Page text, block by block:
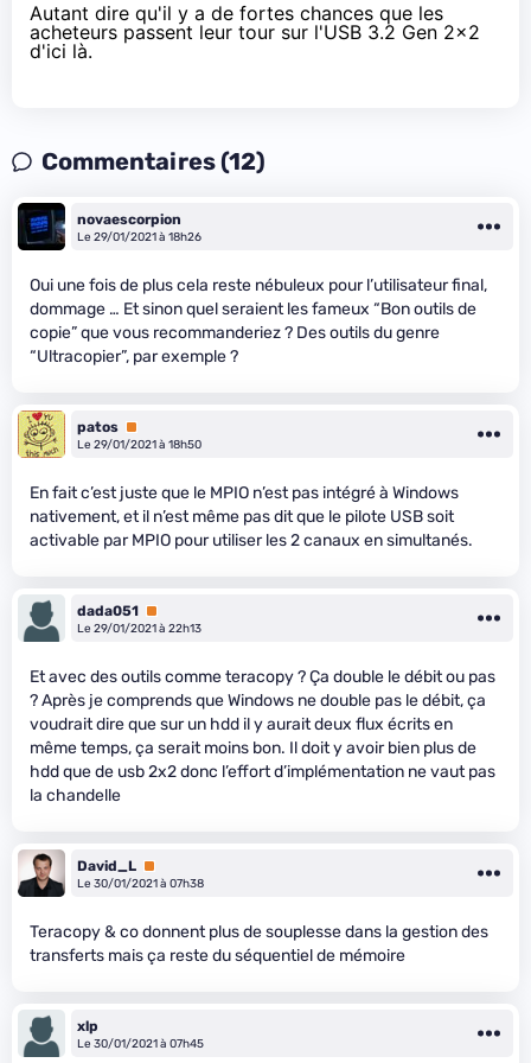
Autant dire qu'il y a de fortes chances que les
acheteurs passent leur tour sur l'USB 3.2 Gen 2x2
d'ici là.
Commentaires (12)
novaescorpion
Le 29/01/2021 à 18h26
Oui une fois de plus cela reste nébuleux pour l’utilisateur final,
dommage … Et sinon quel seraient les fameux “Bon outils de
copie” que vous recommanderiez ? Des outils du genre
“Ultracopier”, par exemple ?
patos Premium
Le 29/01/2021 à 18h50
En fait c’est juste que le MPIO n’est pas intégré à Windows
nativement, et il n’est même pas dit que le pilote USB soit
activable par MPIO pour utiliser les 2 canaux en simultanés.
dada051 Premium
Le 29/01/2021 à 22h13
Et avec des outils comme teracopy ? Ça double le débit ou pas
? Après je comprends que Windows ne double pas le débit, ça
voudrait dire que sur un hdd il y aurait deux flux écrits en
même temps, ça serait moins bon. Il doit y avoir bien plus de
hdd que de usb 2x2 donc l’effort d’implémentation ne vaut pas
la chandelle
David_L Premium
Le 30/01/2021 à 07h38
Teracopy & co donnent plus de souplesse dans la gestion des
transferts mais ça reste du séquentiel de mémoire
xlp
Le 30/01/2021 à 07h45